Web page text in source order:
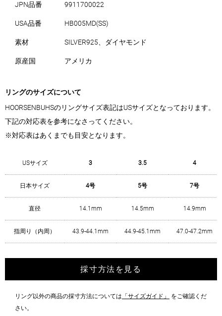
JPN品番 9911700022
USA品番 HB005MD(SS)
素材 SILVER925、ダイヤモンド
原産国 アメリカ
リングのサイズについて
HOORSENBUHSのリングサイズ表記はUSサイズとなっております。
下記の対応表を参考になさってください。
※対応表はあくまでも目安となります。
USサイズ 3 3.5 4
日本サイズ 4号 5号 7号
直径 14.1mm 14.5mm 14.9mm
指周り（内周） 43.9-44.1mm 44.9-45.1mm 47.0-47.2mm
採寸方法を見る
リング以外の商品の採寸方法については 「サイズガイド」
をご確認くだ
さい。